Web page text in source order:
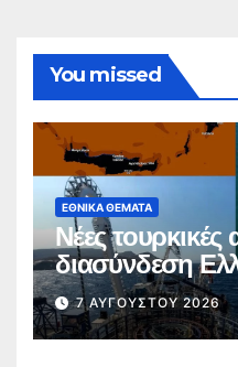
You missed
ΕΘΝΙΚΆ ΘΈΜΑΤΑ
Νέες τουρκικές
διασύνδεση
Ισραήλ
7 ΑΥΓΟΎΣΤΟΥ 2026